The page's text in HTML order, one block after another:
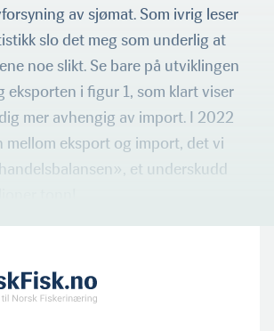
av sjømat. Som ivrig leser
slo det meg som underlig at
noe slikt. Se bare på utviklingen
eksporten i figur 1, som klart viser
mer avhengig av import. I 2022
mellom eksport og import, det vi
et underskudd